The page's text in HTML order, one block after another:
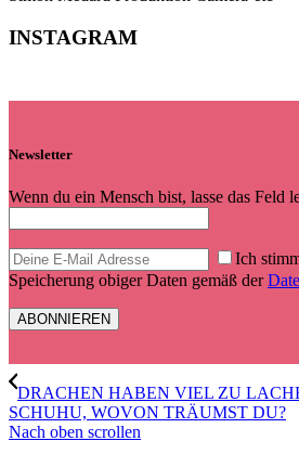
INSTAGRAM
Newsletter
Wenn du ein Mensch bist, lasse das Feld
Ich
Speicherung obiger Daten gemäß der
DRACHEN HABEN VIEL ZU
SCHUHU, WOVON TRÄUMST DU?
Nach oben scrollen